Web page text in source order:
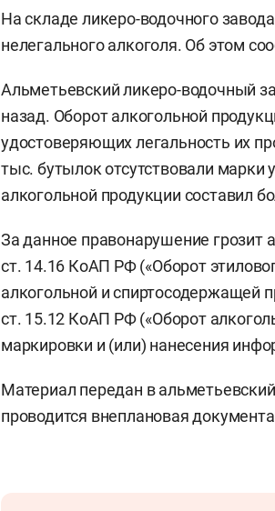
На складе ликеро-водочного
нелегального алкоголя. Об этом
Альметьевский ликеро-водочный
назад. Оборот алкогольной
удостоверяющих легальность их
тыс. бутылок отсутствовали
алкогольной продукции составил
За данное правонарушение грозит
ст. 14.16 КоАП РФ («Оборот
алкогольной и спиртосодержащей
ст. 15.12 КоАП РФ («Оборот
маркировки и (или) нанесения
Материал передан в
проводится внеплановая